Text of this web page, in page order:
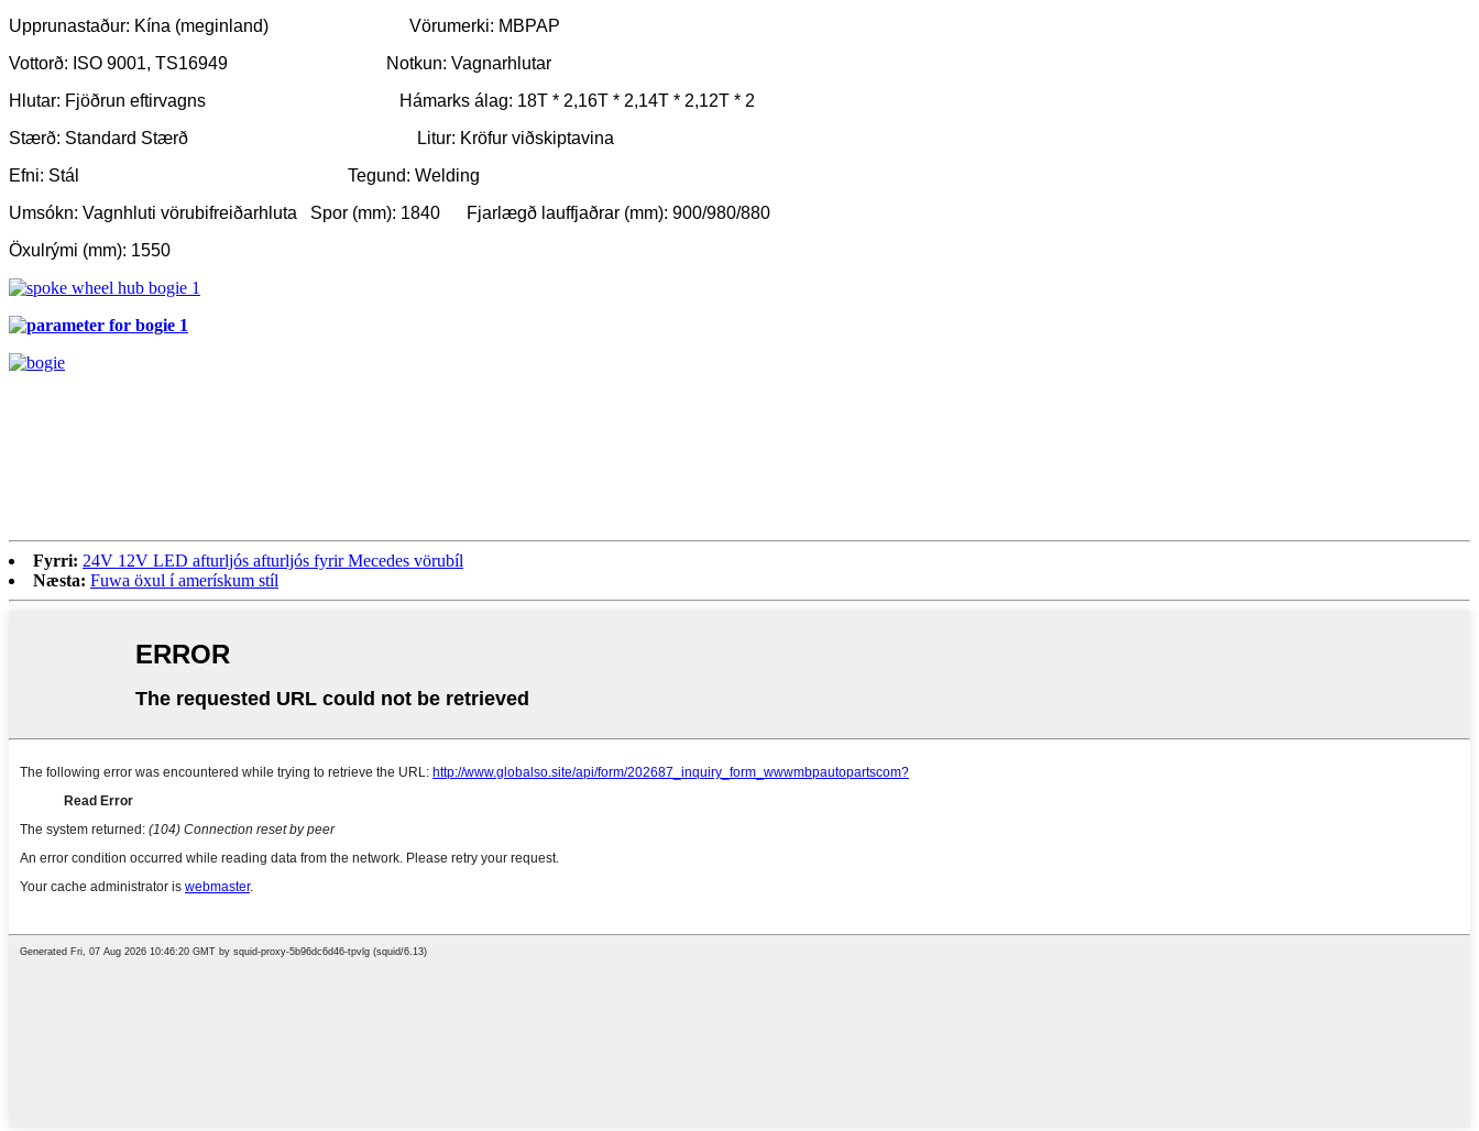
Upprunastaður: Kína (meginland) Vörumerki: MBPAP
Vottorð: ISO 9001, TS16949
Notkun: Vagnarhlutar
Hlutar: Fjöðrun eftirvagns
Hámarks álag: 18T * 2,16T * 2,14T * 2,12T * 2
Stærð: Standard Stærð
Litur: Kröfur viðskiptavina
Efni: Stál Tegund: Welding
Umsókn: Vagnhluti vörubifreiðarhluta Spor (mm): 1840
Fjarlægð lauffjaðrar (mm): 900/980/880
Öxulrými (mm): 1550
Fyrri: 24V 12V LED afturljós afturljós fyrir Mecedes vörubíl
Næsta: Fuwa öxul í amerískum stíl